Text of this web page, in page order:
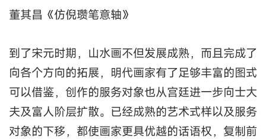
董其昌《仿倪瓒笔意轴》
到了宋元时期，山水画不但发展成熟，而且完成了
向各个方向的拓展，明代画家有了足够丰富的图式
可以借鉴，创作的服务对象也从宫廷进一步向士大
夫及富人阶层扩散。已经成熟的艺术式样以及服务
对象的下移，都使画家更具优越的话语权，复制前